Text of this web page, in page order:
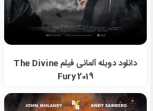
دانلود دوبله آلمانی فیلم The Divine
Fury 2019